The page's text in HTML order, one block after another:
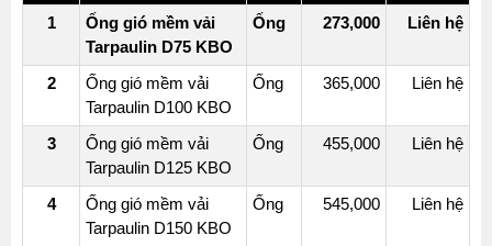
1
Ống gió mềm vải
Tarpaulin D75 KBO
Ống 273,000 Liên hệ
2
Ống gió mềm vải
Tarpaulin D100 KBO
Ống 365,000 Liên hệ
3
Ống gió mềm vải
Tarpaulin D125 KBO
Ống 455,000 Liên hệ
4
Ống gió mềm vải
Tarpaulin D150 KBO
Ống 545,000 Liên hệ